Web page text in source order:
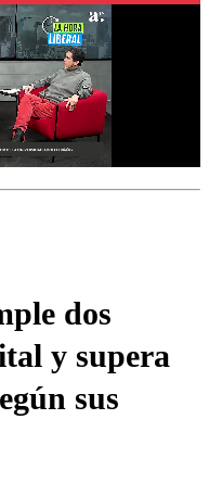
dos
y supera
sus